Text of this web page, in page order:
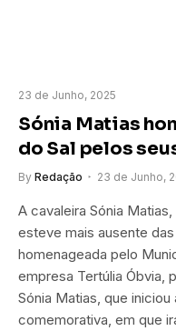
23 de Junho, 2025
Sónia Matias
do Sal pelos
By Redação 23 de Junho,
A cavaleira Sónia
esteve mais ausente
homenageada pelo
empresa Tertúlia Óbvia,
Sónia Matias, que
comemorativa, em que